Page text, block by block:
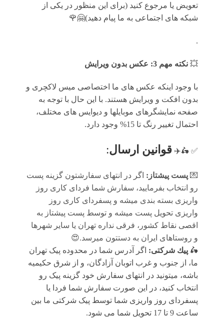
تعویض یا مرجوع کنید (برای این منظور در یکی از
شبکه های اجتماعی به ما پیام دهید)🤗🌹
.
💥 نکته مهم 3: عکس بدون ویرایش
با وجود اینکه عکس های ما اختصاصی میس لاکچری و
بدون افکت و ویرایش هستند. با این حال با توجه به
صفحه نمایشگرهای موبایلها و دیوایس های مختلف،
احتمال تغییر رنگ تا 15% وجود دارد.
✅ 🛵✈️ قوانين ارسال:
💌 پست پیشتاز: اگر در انتهای سفارشتون گزینه پست
رو انتخاب بفرمایید، سفارش شما فردای کاری روز
واریزی بسته بندی میشه و پسفردای کاری روز
واریزی تحویل پست میشه و توسط پست پیشتاز به
اقصی نقاط کشور، فرقی نداره تهران یا سایر شهرها
و روستاهای ایران به دستتون میرسد.😍
🛵 پيك شرکتی: اگر آدرس شما در محدوده پیک تهران
ما، از جنوب و غرب اتوبان آزادگان، و از شرق حکیمیه
باشه، میتونید در انتهای سفارش خود گزینه پیک رو
انتخاب کنید، در این صورت سفارش شما فردا یا
پسفردای روز واريزى شما توسط پیک شرکتی ما بين
ساعت 9 تا 17 تحويل شما مى شود.